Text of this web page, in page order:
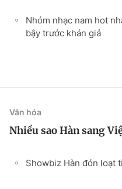
Nhóm nhạc nam hot
bậy trước khán giả
Văn hóa
Nhiều sao Hàn sang
Showbiz Hàn đón loạt